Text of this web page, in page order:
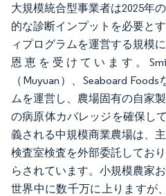
大規模統合型事業者は2025年
的な診断インプットを必要と
ィプログラムを運営する規模
恩恵を受けています。
（Muyuan）、Seaboard
ムを運営し、農場固有の自家
の病原体カバレッジを確保し
義される中規模商業農場は、
検査室検査を外部委託してお
らされています。小規模農家
世界中に数千万に上りますが